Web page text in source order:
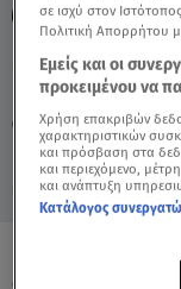
Παρασκευή 7
01.07.20, 12:44 ΖΩΔΙΑ
ΖΩΔΙΑ ΑΣΗ ΜΠΗΛΙΟΥ
σε ισχύ στον
Πολιτική Απορρήτου
Εμείς και οι
προκειμένου να
Χρήση επακριβών
χαρακτηριστικών
και πρόσβαση στα
και περιεχόμενο,
και ανάπτυξη
Κατάλογος